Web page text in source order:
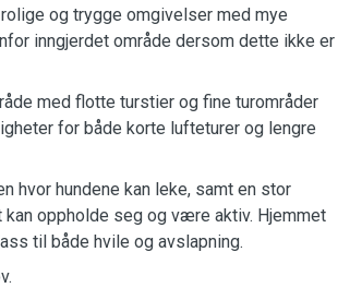
og trygge omgivelser med mye
inngjerdet område dersom dette ikke er
med flotte turstier og fine turområder
for både korte lufteturer og lengre
hvor hundene kan leke, samt en stor
oppholde seg og være aktiv. Hjemmet
til både hvile og avslapning.